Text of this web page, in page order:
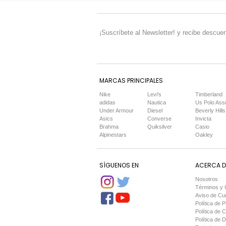
¡Suscríbete al Newsletter! y recibe
MARCAS PRINCIPALES
Nike
adidas
Under Armour
Asics
Brahma
Alpinestars
Levi's
Nautica
Diesel
Converse
Quiksilver
Timberland
Us Polo
Beverly Hills
Invicta
Casio
Oakley
SÍGUENOS EN ACERCA
Nosotros
Términos y
Aviso de
Política de
Política de
Política de